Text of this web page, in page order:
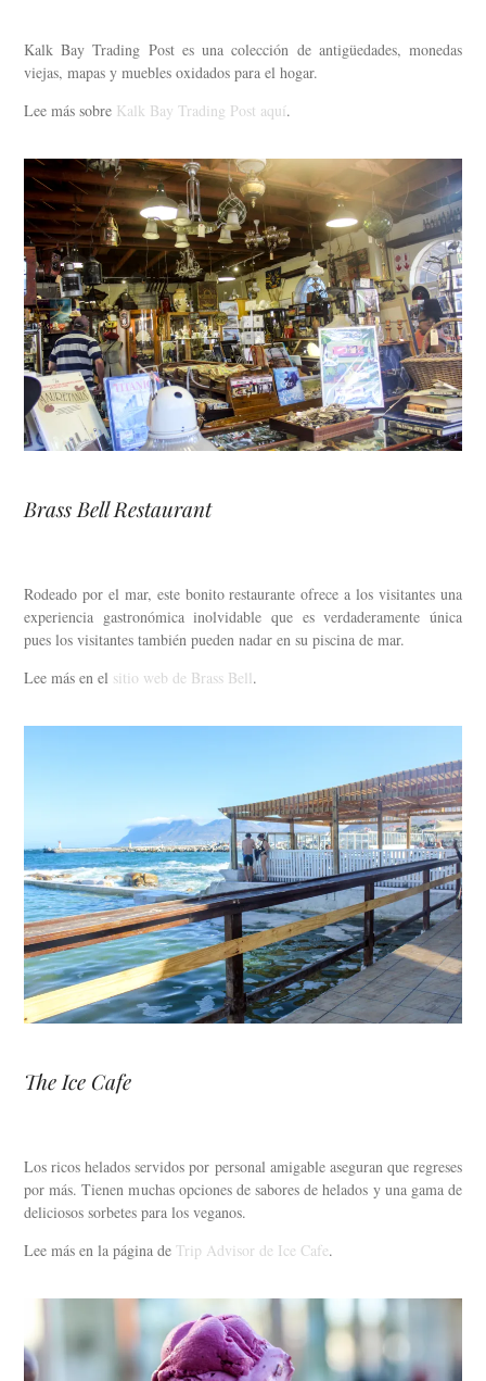
Kalk Bay Trading Post es una colección de antigüedades, monedas
viejas, mapas y muebles oxidados para el hogar.
Lee más sobre Kalk Bay Trading Post aquí.
Brass Bell Restaurant
Rodeado por el mar, este bonito restaurante ofrece a los visitantes una
experiencia gastronómica inolvidable que es verdaderamente única
pues los visitantes también pueden nadar en su piscina de mar.
Lee más en el sitio web de Brass Bell.
The Ice Cafe
Los ricos helados servidos por personal amigable aseguran que regreses
por más. Tienen muchas opciones de sabores de helados y una gama de
deliciosos sorbetes para los veganos.
Lee más en la página de Trip Advisor de Ice Cafe.